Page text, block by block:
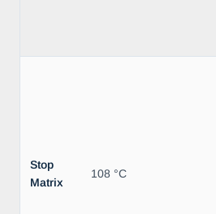
Stop
Matrix
108 °C